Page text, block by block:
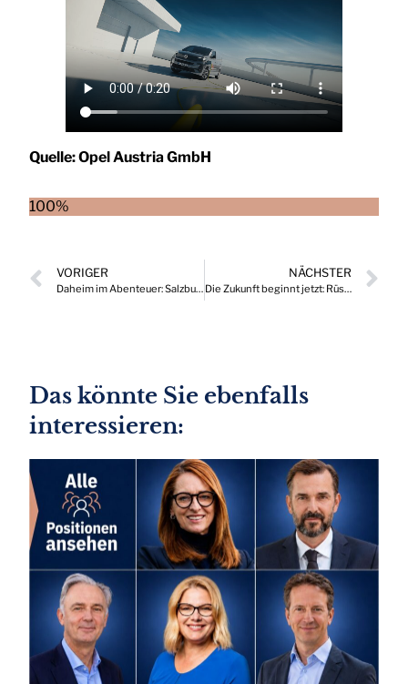
Quelle:Opel Austria GmbH
100%
VORIGER
Daheim im Abenteuer: Salzburger Hof Leogang
NÄCHSTER
Die Zukunft beginnt jetzt: Rüsten Sie Ihre Firmenflotte mit den neuen Plug-In Hybrid Modellen von Škoda auf
Das könnte Sie ebenfalls
interessieren: